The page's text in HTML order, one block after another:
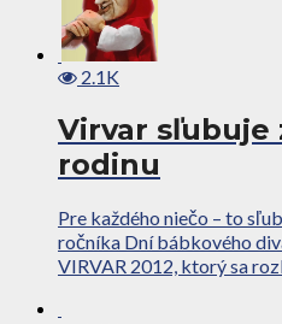
2.1K
Virvar sľubuje
rodinu
Pre každého niečo – to
ročníka Dní bábkového
VIRVAR 2012, ktorý sa